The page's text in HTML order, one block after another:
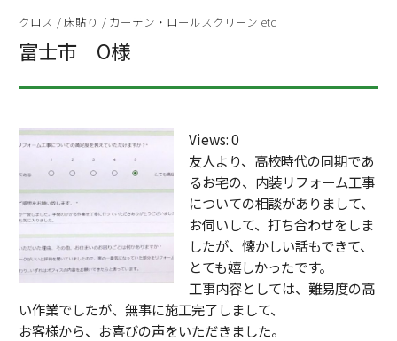
e
b
o
k
er
クロス /床貼り / カーテン・ロールスクリーン etc
富士市 O様
Views: 0
友人より、高校時代の同期であ
るお宅の、内装リフォーム工事
についての相談がありまして、
お伺いして、打ち合わせをしま
したが、懐かしい話もできて、
とても嬉しかったです。
工事内容としては、難易度の高
い作業でしたが、無事に施工完了しまして、
お客様から、お喜びの声をいただきました。